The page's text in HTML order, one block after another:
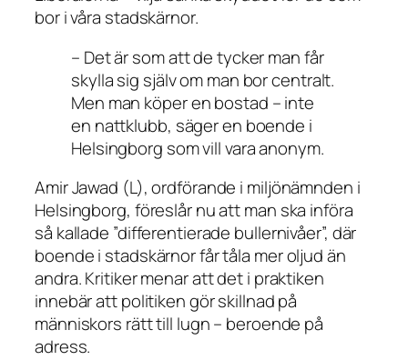
bor i våra stadskärnor.
– Det är som att de tycker man får
skylla sig själv om man bor centralt.
Men man köper en bostad – inte
en nattklubb, säger en boende i
Helsingborg som vill vara anonym.
Amir Jawad (L), ordförande i miljönämnden i
Helsingborg, föreslår nu att man ska införa
så kallade ”differentierade bullernivåer”, där
boende i stadskärnor får tåla mer oljud än
andra. Kritiker menar att det i praktiken
innebär att politiken gör skillnad på
människors rätt till lugn – beroende på
adress.